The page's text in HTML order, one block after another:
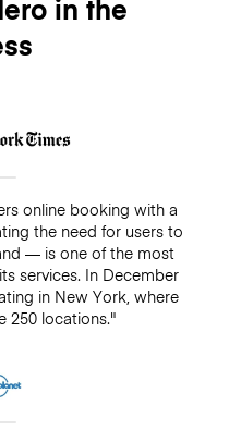
in the
online booking with a
the need for users to
— is one of the most
services. In December
in New York, where
250 locations."